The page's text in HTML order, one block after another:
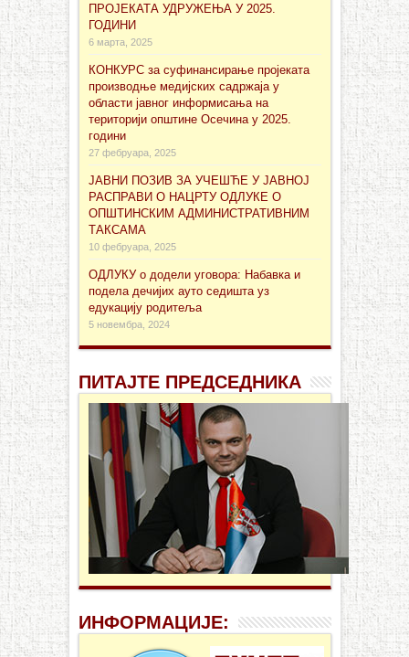
ПРОЈЕКАТА УДРУЖЕЊА У 2025.
ГОДИНИ
6 марта, 2025
КОНКУРС за суфинансирање проjеката
производње медијских садржаја у
области јавног информисања на
територији општине Осечина у 2025.
години
27 фебруара, 2025
ЈАВНИ ПОЗИВ ЗА УЧЕШЋЕ У ЈАВНОЈ
РАСПРАВИ О НАЦРТУ ОДЛУКЕ О
ОПШТИНСКИМ АДМИНИСТРАТИВНИМ
ТАКСАМА
10 фебруара, 2025
ОДЛУКУ о додели уговора: Набавка и
подела дечијих ауто седишта уз
едукацију родитеља
5 новембра, 2024
ПИТАЈТЕ ПРЕДСЕДНИКА
ИНФОРМАЦИЈЕ: